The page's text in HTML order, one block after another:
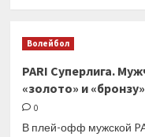
Календарь
матчей
Волейбол
PARI Суперлига.
«золото» и «бронзу»
0
В плей-офф мужской